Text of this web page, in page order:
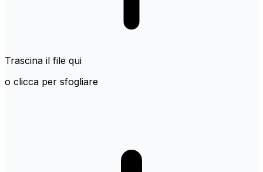
Trascina il file qui
o clicca per sfogliare